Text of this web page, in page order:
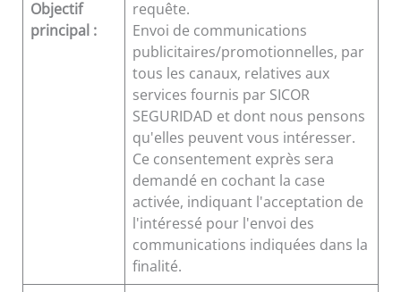
Objectif
principal :
requête.
Envoi de communications
publicitaires/promotionnelles, par
tous les canaux, relatives aux
services fournis par SICOR
SEGURIDAD et dont nous pensons
qu'elles peuvent vous intéresser.
Ce consentement exprès sera
demandé en cochant la case
activée, indiquant l'acceptation de
l'intéressé pour l'envoi des
communications indiquées dans la
finalité.